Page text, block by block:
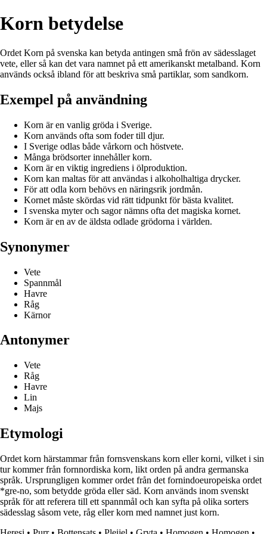
Korn betydelse
Ordet Korn på svenska kan betyda antingen små frön av sädesslaget
vete, eller så kan det vara namnet på ett amerikanskt metalband. Korn
används också ibland för att beskriva små partiklar, som sandkorn.
Exempel på användning
Korn är en vanlig gröda i Sverige.
Korn används ofta som foder till djur.
I Sverige odlas både vårkorn och höstvete.
Många brödsorter innehåller korn.
Korn är en viktig ingrediens i ölproduktion.
Korn kan maltas för att användas i alkoholhaltiga drycker.
För att odla korn behövs en näringsrik jordmån.
Kornet måste skördas vid rätt tidpunkt för bästa kvalitet.
I svenska myter och sagor nämns ofta det magiska kornet.
Korn är en av de äldsta odlade grödorna i världen.
Synonymer
Vete
Spannmål
Havre
Råg
Kärnor
Antonymer
Vete
Råg
Havre
Lin
Majs
Etymologi
Ordet korn härstammar från fornsvenskans korn eller korni, vilket i sin
tur kommer från fornnordiska korn, likt orden på andra germanska
språk. Ursprungligen kommer ordet från det fornindoeuropeiska ordet
*gre-no, som betydde gröda eller säd. Korn används inom svenskt
språk för att referera till ett spannmål och kan syfta på olika sorters
sädesslag såsom vete, råg eller korn med namnet just korn.